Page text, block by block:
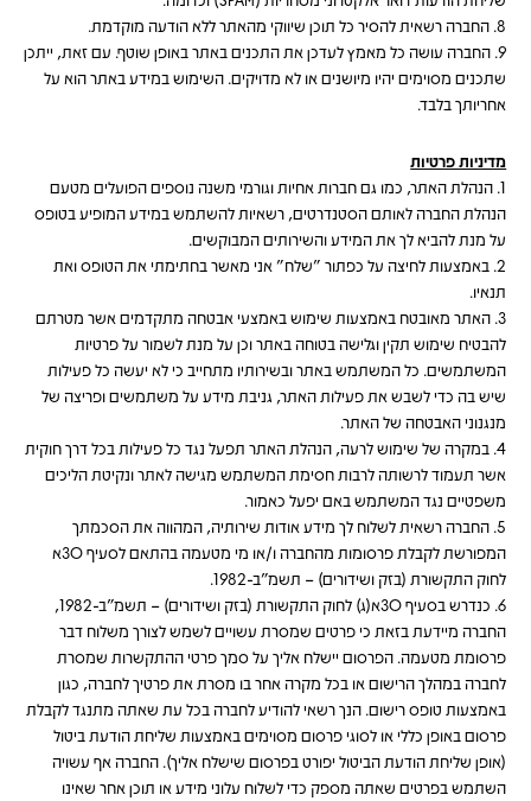
8. החברה רשאית להסיר כל תוכן שיווקי מהאתר ללא הודעה מוקדמת.
9. החברה עושה כל מאמץ לעדכן את התכנים באתר באופן שוטף. עם זאת, ייתכן
שתכנים מסוימים יהיו מיושנים או לא מדויקים. השימוש במידע באתר הוא על
אחריותך בלבד.
מדיניות פרטיות
1. הנהלת האתר, כמו גם חברות אחיות וגורמי משנה נוספים הפועלים מטעם
הנהלת החברה לאותם הסטנדרטים, רשאיות להשתמש במידע המופיע בטופס
על מנת להביא לך את המידע והשירותים המבוקשים.
2. באמצעות לחיצה על כפתור "שלח" אני מאשר בחתימתי את הטופס ואת
תנאיו.
3. האתר מאובטח באמצעות שימוש באמצעי אבטחה מתקדמים אשר מטרתם
להבטיח שימוש תקין וגלישה בטוחה באתר וכן על מנת לשמור על פרטיות
המשתמשים. כל המשתמש באתר ובשירותיו מתחייב כי לא יעשה כל פעילות
שיש בה כדי לשבש את פעילות האתר, גניבת מידע על משתמשים ופריצה של
מנגנוני האבטחה של האתר.
4. במקרה של שימוש לרעה, הנהלת האתר תפעל נגד כל פעילות בכל דרך חוקית
אשר תעמוד לרשותה לרבות חסימת המשתמש מגישה לאתר ונקיטת הליכים
משפטיים נגד המשתמש באם יפעל כאמור.
5. החברה רשאית לשלוח לך מידע אודות שירותיה, המהווה את הסכמתך
המפורשת לקבלת פרסומות מהחברה ו/או מי מטעמה בהתאם לסעיף 30א
לחוק התקשורת (בזק ושידורים) – תשמ"ב-1982.
6. כנדרש בסעיף 30א(ג) לחוק התקשורת (בזק ושידורים) – תשמ"ב-1982,
החברה מיידעת בזאת כי פרטים שמסרת עשויים לשמש לצורך משלוח דבר
פרסומת מטעמה. הפרסום יישלח אליך על סמך פרטי ההתקשרות שמסרת
לחברה במהלך הרישום או בכל מקרה אחר בו מסרת את פרטיך לחברה, כגון
באמצעות טופס רישום. הנך רשאי להודיע לחברה בכל עת שאתה מתנגד לקבלת
פרסום באופן כללי או לסוגי פרסום מסוימים באמצעות שליחת הודעת ביטול
(אופן שליחת הודעת הביטול יפורט בפרסום שישלח אליך). החברה אף עשויה
השתמש בפרטים שאתה מספק כדי לשלוח עלוני מידע או תוכן אחר שאינו